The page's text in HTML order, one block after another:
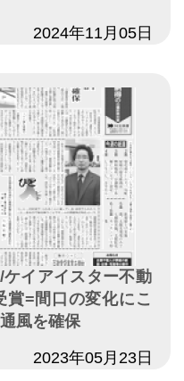
2024年11月05日
イアイスター不動
賞=間口の変化にこ
風を確保
2023年05月23日